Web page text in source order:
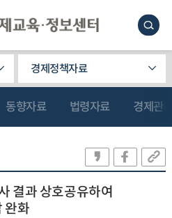
경제정책자료
동향자료 법령자료 경제관
결과 상호공유하여
완화